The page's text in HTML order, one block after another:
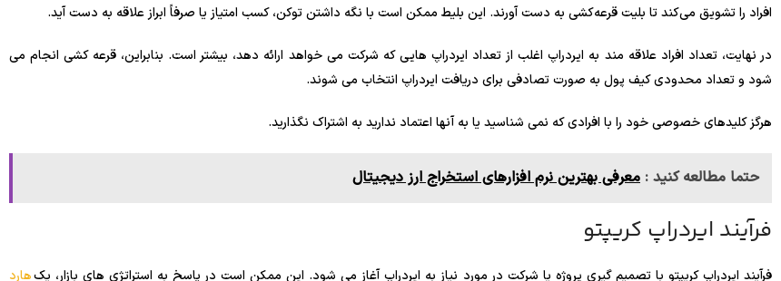
افراد را تشویق می‌کند تا بلیت قرعه‌کشی به دست آورند. این بلیط ممکن است با نگه داشتن توکن، کسب امتیاز یا صرفاً ابراز علاقه به دست آید.
در نهایت، تعداد افراد علاقه مند به ایردراپ اغلب از تعداد ایردراپ هایی که شرکت می خواهد ارائه دهد، بیشتر است. بنابراین، قرعه کشی انجام می
شود و تعداد محدودی کیف پول به صورت تصادفی برای دریافت ایردراپ انتخاب می شوند.
هرگز کلیدهای خصوصی خود را با افرادی که نمی شناسید یا به آنها اعتماد ندارید به اشتراک نگذارید.
حتما مطالعه کنید : معرفی بهترین نرم افزارهای استخراج ارز دیجیتال
فرآیند ایردراپ کریپتو
فرآیند ایردراپ کریپتو با تصمیم گیری پروژه یا شرکت در مورد نیاز به ایردراپ آغاز می شود. این ممکن است در پاسخ به استراتژی های بازار، یکهارد